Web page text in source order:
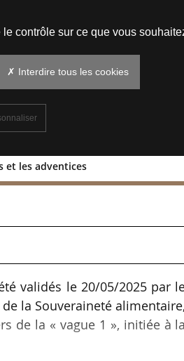
et les adventices
les ravageurs et
validés le 20/05/2025 par
la Souveraineté alimentaire,
de la « vague 1 », initiée à la
contrôle sur ce que vous
✗ Interdire tous les cookies